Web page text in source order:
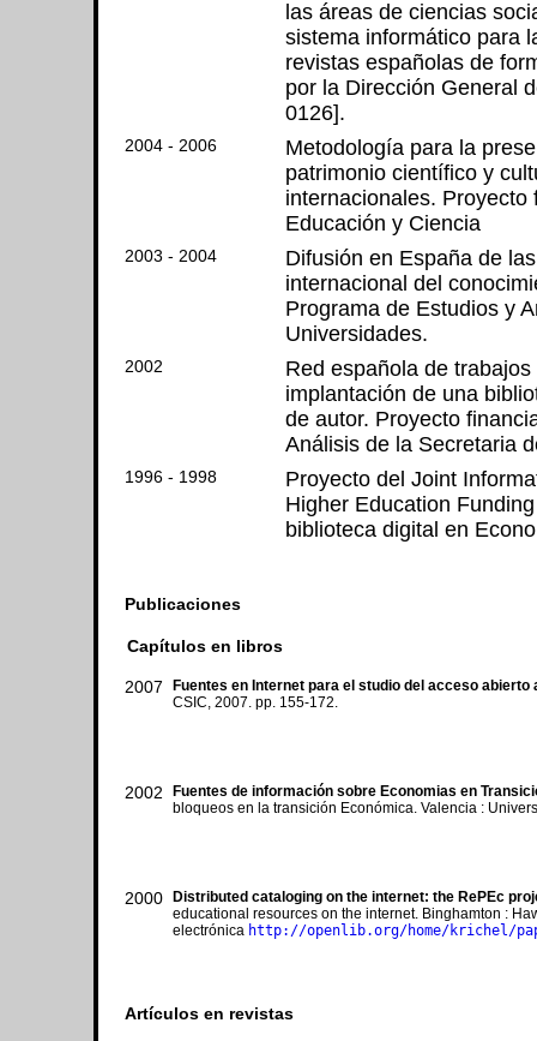
las áreas de ciencias
sistema informático para
revistas españolas de
por la Dirección General
0126].
2004 - 2006
Metodología para la
patrimonio científico y
internacionales.
Educación y Ciencia
2003 - 2004
Difusión en España de
internacional del
Programa de Estudios y
Universidades.
2002
Red española de
implantación de una
de autor. Proyecto
Análisis de la Secretaria
1996 - 1998
Proyecto del Joint
Higher Education
biblioteca digital en
Publicaciones
Capítulos en libros
2007
Fuentes en Internet para el studio del acceso
CSIC, 2007. pp. 155-172.
2002
Fuentes de información sobre Economias en
bloqueos en la transición Económica. Valencia :
2000
Distributed cataloging on the internet: the RePEc
educational resources on the internet. Binghamton :
electrónica http://openlib.org/home/krichel/
Artículos en revistas